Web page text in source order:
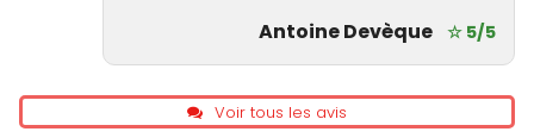
Antoine Devèque ☆ 5/5
Voir tous les avis